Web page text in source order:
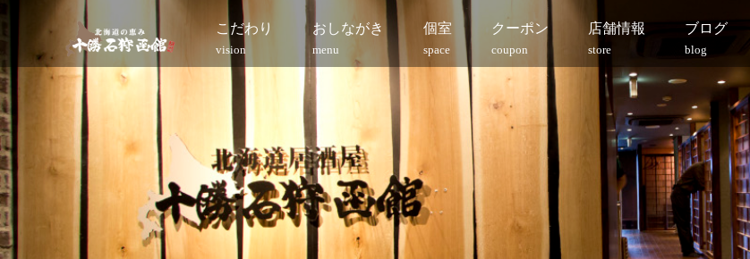
こだわり
vision
おしながき
menu
個室
space
クーポン
coupon
店舗情報
store
ブログ
blog